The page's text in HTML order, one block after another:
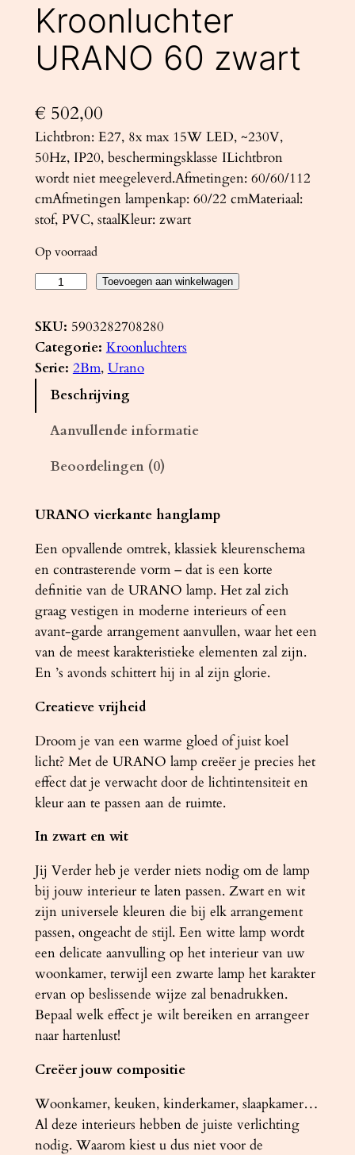
Kroonluchter
URANO 60 zwart
€ 502,00
Lichtbron: E27, 8x max 15W LED, ~230V,
50Hz, IP20, beschermingsklasse ILichtbron
wordt niet meegeleverd.Afmetingen: 60/60/112
cmAfmetingen lampenkap: 60/22 cmMateriaal:
stof, PVC, staalKleur: zwart
Op voorraad
o
o
n
r
R
A
N
O
6
0
z
a
r
t
a
a
t
l
Toevoegen aan winkelwagen
SKU: 5903282708280
Categorie: Kroonluchters
Serie: 2Bm, Urano
Beschrijving
Aanvullende informatie
Beoordelingen (0)
URANO vierkante hanglamp
Een opvallende omtrek, klassiek kleurenschema
en contrasterende vorm – dat is een korte
definitie van de URANO lamp. Het zal zich
graag vestigen in moderne interieurs of een
avant-garde arrangement aanvullen, waar het een
van de meest karakteristieke elementen zal zijn.
En ’s avonds schittert hij in al zijn glorie.
Creatieve vrijheid
Droom je van een warme gloed of juist koel
licht? Met de URANO lamp creëer je precies het
effect dat je verwacht door de lichtintensiteit en
kleur aan te passen aan de ruimte.
In zwart en wit
Jij Verder heb je verder niets nodig om de lamp
bij jouw interieur te laten passen. Zwart en wit
zijn universele kleuren die bij elk arrangement
passen, ongeacht de stijl. Een witte lamp wordt
een delicate aanvulling op het interieur van uw
woonkamer, terwijl een zwarte lamp het karakter
ervan op beslissende wijze zal benadrukken.
Bepaal welk effect je wilt bereiken en arrangeer
naar hartenlust!
Creëer jouw compositie
Woonkamer, keuken, kinderkamer, slaapkamer…
Al deze interieurs hebben de juiste verlichting
nodig. Waarom kiest u dus niet voor de